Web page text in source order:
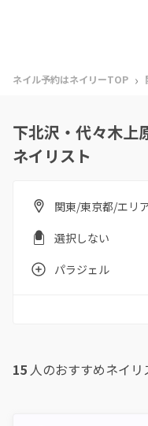
ネイル予約はネイリーTOP ›
下北沢・代々木上
ネイリスト
関東/東京都/エリ
選択しない
パラジェル
15 人のおすすめネイリ